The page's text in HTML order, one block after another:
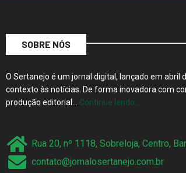
SOBRE NÓS
O Sertanejo é um jornal digital, lançado em abril
contexto às notícias. De forma inovadora com
produção editorial… Continue lendo…
Rua 20, nº 1118, Sobreloja, Centro,
contato@jornalosertanejo.com.br